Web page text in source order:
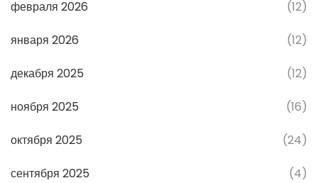
февраля 2026 (12)
января 2026 (12)
декабря 2025 (12)
ноября 2025 (16)
октября 2025 (24)
сентября 2025 (4)